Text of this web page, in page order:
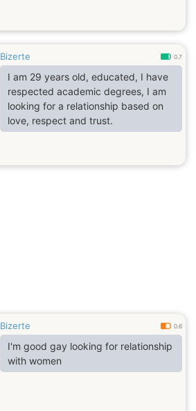
Bizerte 0.7
I am 29 years old, educated, I have
respected academic degrees, I am
looking for a relationship based on
love, respect and trust.
Bizerte 0.6
I'm good gay looking for relationship
with women